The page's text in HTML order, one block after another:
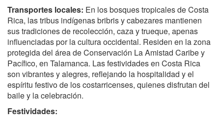
Transportes locales: En los bosques tropicales de Costa
Rica, las tribus indígenas bribris y cabezares mantienen
sus tradiciones de recolección, caza y trueque, apenas
influenciadas por la cultura occidental. Residen en la zona
protegida del área de Conservación La Amistad Caribe y
Pacífico, en Talamanca. Las festividades en Costa Rica
son vibrantes y alegres, reflejando la hospitalidad y el
espíritu festivo de los costarricenses, quienes disfrutan del
baile y la celebración.
Festividades: